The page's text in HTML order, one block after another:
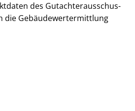
des Gut­ach­ter­aus­schus­
die Ge­bäu­de­wert­ermitt­lung